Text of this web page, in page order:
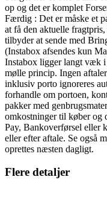
op og det er komplet
Færdig : Det er måske et
at få den aktuelle
tilbyder at sende med
(Instabox afsendes kun
Instabox ligger langt væk
mølle princip. Ingen
inklusiv porto ignoreres
forhandle om portoen,
pakker med
omkostninger til køber og
Pay, Bankoverførsel eller
eller efter aftale. Se også
oprettes næsten dagligt.
Flere detaljer